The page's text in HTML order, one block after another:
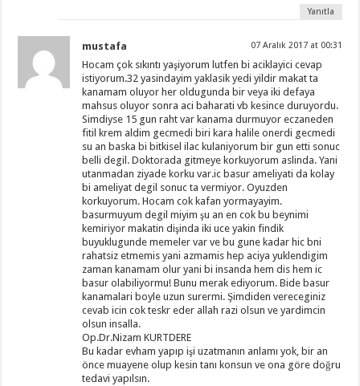
Yanıtla
mustafa 07 Aralık 2017 at 00:31
Hocam çok sıkıntı yaşiyorum lutfen bi aciklayici cevap
istiyorum.32 yasindayim yaklasik yedi yildir makat ta
kanamam oluyor her oldugunda bir veya iki defaya
mahsus oluyor sonra aci baharati vb kesince duruyordu.
Simdiyse 15 gun raht var kanama durmuyor eczaneden
fitil krem aldim gecmedi biri kara halile onerdi gecmedi
su an baska bi bitkisel ilac kulaniyorum bir gun etti sonuc
belli degil. Doktorada gitmeye korkuyorum aslinda. Yani
utanmadan ziyade korku var.ic basur ameliyati da kolay
bi ameliyat degil sonuc ta vermiyor. Oyuzden
korkuyorum. Hocam cok kafan yormayayim.
basurmuyum degil miyim şu an en cok bu beynimi
kemiriyor makatin dişinda iki uce yakin findik
buyuklugunde memeler var ve bu gune kadar hic bni
rahatsiz etmemis yani azmamis hep aciya yuklendigim
zaman kanamam olur yani bi insanda hem dis hem ic
basur olabiliyormu! Bunu merak ediyorum. Bide basur
kanamalari boyle uzun surermi. Şimdiden vereceginiz
cevab icin cok teskr eder allah razi olsun ve yardimcin
olsun insalla.
Op.Dr.Nizam KURTDERE
Bu kadar evham yapıp işi uzatmanın anlamı yok, bir an
önce muayene olup kesin tanı konsun ve ona göre doğru
tedavi yapılsın.